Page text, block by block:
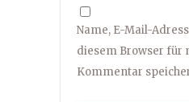
Name, E-Mail-
diesem Browser für
Kommentar